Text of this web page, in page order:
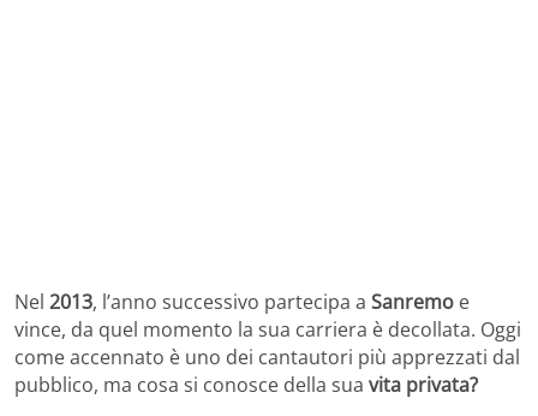
Nel 2013, l’anno successivo partecipa a Sanremo e
vince, da quel momento la sua carriera è decollata. Oggi
come accennato è uno dei cantautori più apprezzati dal
pubblico, ma cosa si conosce della sua vita privata?